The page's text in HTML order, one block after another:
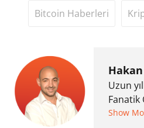
Bitcoin Haberleri
Uzun
Fanatik
Hakan
Show